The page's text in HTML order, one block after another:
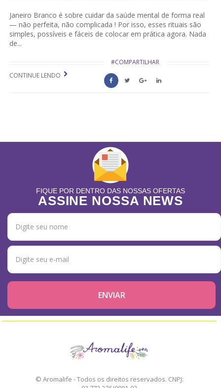
Janeiro Branco é sobre cuidar da saúde mental de forma real
— não perfeita, não complicada ! Por isso, esses rituais são
simples, possíveis e fáceis de colocar em prática agora. Nada
de...
CONTINUE LENDO
#COMPARTILHAR
FIQUE POR DENTRO DAS NOSSAS OFERTAS
ASSINE NOSSA NEWS
© Aromalife - Todos os direitos reservados. CNPJ: